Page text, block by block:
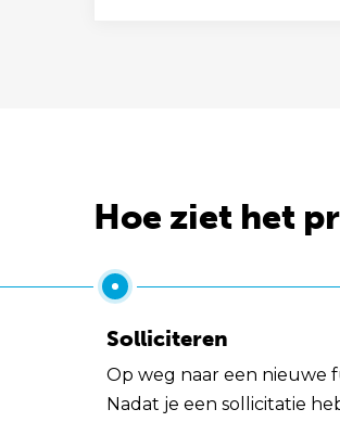
Hoe ziet het
Solliciteren
Op weg naar een nieuwe
Nadat je een sollicitatie